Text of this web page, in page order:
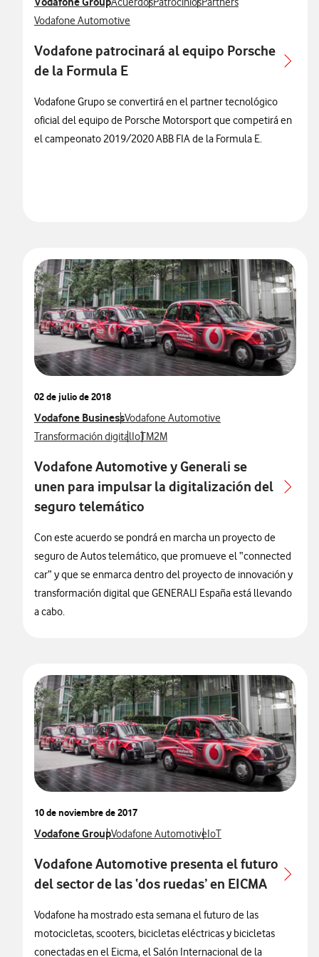
Ver más notas de prensa relacionados con
Vodafone Automotive
Vodafone patrocinará al equipo Porsche
de la Formula E
Vodafone Grupo se convertirá en el partner tecnológico
oficial del equipo de Porsche Motorsport que competirá en
el campeonato 2019/2020 ABB FIA de la Formula E.
02 de julio de 2018
Ver más notas de prensa relacionados con
Vodafone BusinessVer más notas de prensa relacionados con
Vodafone Automotive
Ver más notas de prensa relacionados con
Transformación digitalVer más notas de prensa relacionados con
IoTVer más notas de prensa relacionados
M2M
Vodafone Automotive y Generali se
unen para impulsar la digitalización del
seguro telemático
Con este acuerdo se pondrá en marcha un proyecto de
seguro de Autos telemático, que promueve el “connected
car” y que se enmarca dentro del proyecto de innovación y
transformación digital que GENERALI España está llevando
a cabo.
10 de noviembre de 2017
Ver más notas de prensa relacionados con
Vodafone GroupVer más notas de prensa relacionados con
Vodafone AutomotiveVer más notas de prensa
IoT
Vodafone Automotive presenta el futuro
del sector de las ‘dos ruedas’ en EICMA
Vodafone ha mostrado esta semana el futuro de las
motocicletas, scooters, bicicletas eléctricas y bicicletas
conectadas en el Eicma, el Salón Internacional de la